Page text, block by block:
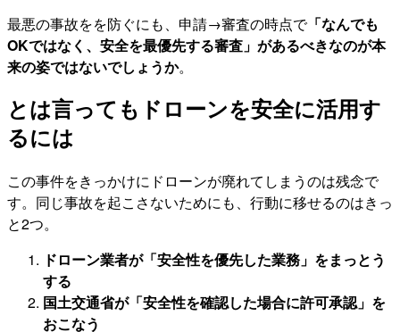
最悪の事故をを防ぐにも、申請→審査の時点で「なんでも
OKではなく、安全を最優先する審査」があるべきなのが本
来の姿ではないでしょうか。
とは言ってもドローンを安全に活用す
るには
この事件をきっかけにドローンが廃れてしまうのは残念で
す。同じ事故を起こさないためにも、行動に移せるのはきっ
と2つ。
ドローン業者が「安全性を優先した業務」をまっとう
する
国土交通省が「安全性を確認した場合に許可承認」を
おこなう